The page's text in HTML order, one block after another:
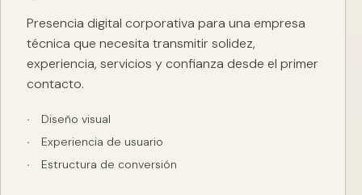
Presencia digital corporativa para una empresa
técnica que necesita transmitir solidez,
experiencia, servicios y confianza desde el primer
contacto.
Diseño visual
Experiencia de usuario
Estructura de conversión